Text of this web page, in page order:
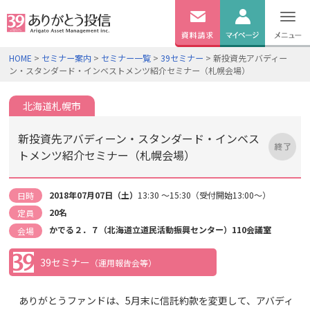
無料
資料
請求
ログイン
HOME > セミナー案内 > セミナー一覧 >39セミナー > 新投資先アバディー
ン・スタンダード・インベストメンツ紹介セミナー（札幌会場）
北海道札幌市
新投資先アバディーン・スタンダード・インベス
トメンツ紹介セミナー（札幌会場）
日時 2018年07月07日（土） 13:30 ～15:30（受付開始13:00～）
定員
20名
会場
かでる２．７（北海道立道民活動振興センター）110会議室
39セミナー （運用報告会等）
ありがとうファンドは、5月末に信託約款を変更して、アバディ